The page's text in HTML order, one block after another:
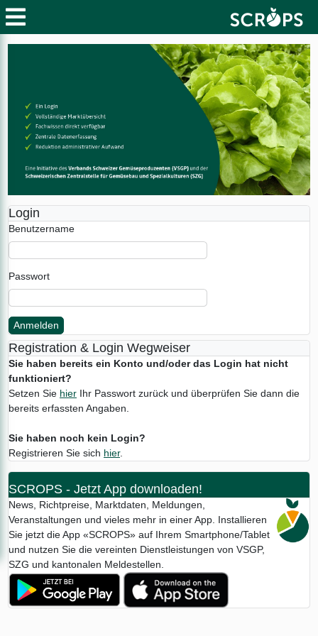
Login
Benutzername
Passwort
Anmelden
Registration & Login Wegweiser
Sie haben bereits ein Konto und/oder das Login hat nicht
funktioniert?
Setzen Sie hier Ihr Passwort zurück und überprüfen Sie dann die
bereits erfassten Angaben.
Sie haben noch kein Login?
Registrieren Sie sich hier.
SCROPS - Jetzt App downloaden!
News, Richtpreise, Marktdaten, Meldungen,
Veranstaltungen und vieles mehr in einer App. Installieren
Sie jetzt die App «SCROPS» auf Ihrem Smartphone/Tablet
und nutzen Sie die vereinten Dienstleistungen von VSGP,
SZG und kantonalen Meldestellen.